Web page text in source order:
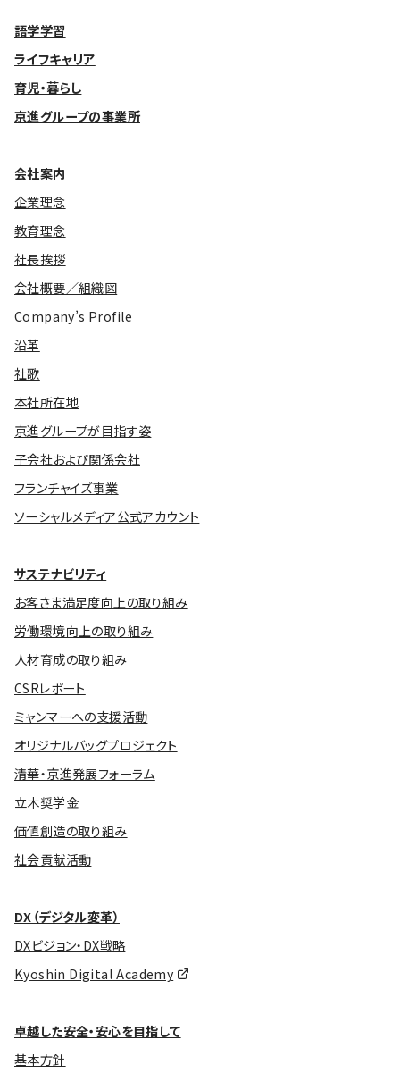
語学学習
ライフキャリア
育児・暮らし
京進グループの事業所
会社案内
企業理念
教育理念
社長挨拶
会社概要／組織図
Company’s Profile
沿革
社歌
本社所在地
京進グループが目指す姿
子会社および関係会社
フランチャイズ事業
ソーシャルメディア公式アカウント
サステナビリティ
お客さま満足度向上の取り組み
労働環境向上の取り組み
人材育成の取り組み
CSRレポート
ミャンマーへの支援活動
オリジナルバッグプロジェクト
清華・京進発展フォーラム
立木奨学金
価値創造の取り組み
社会貢献活動
DX（デジタル変革）
DXビジョン・DX戦略
Kyoshin Digital Academy
卓越した安全・安心を目指して
基本方針